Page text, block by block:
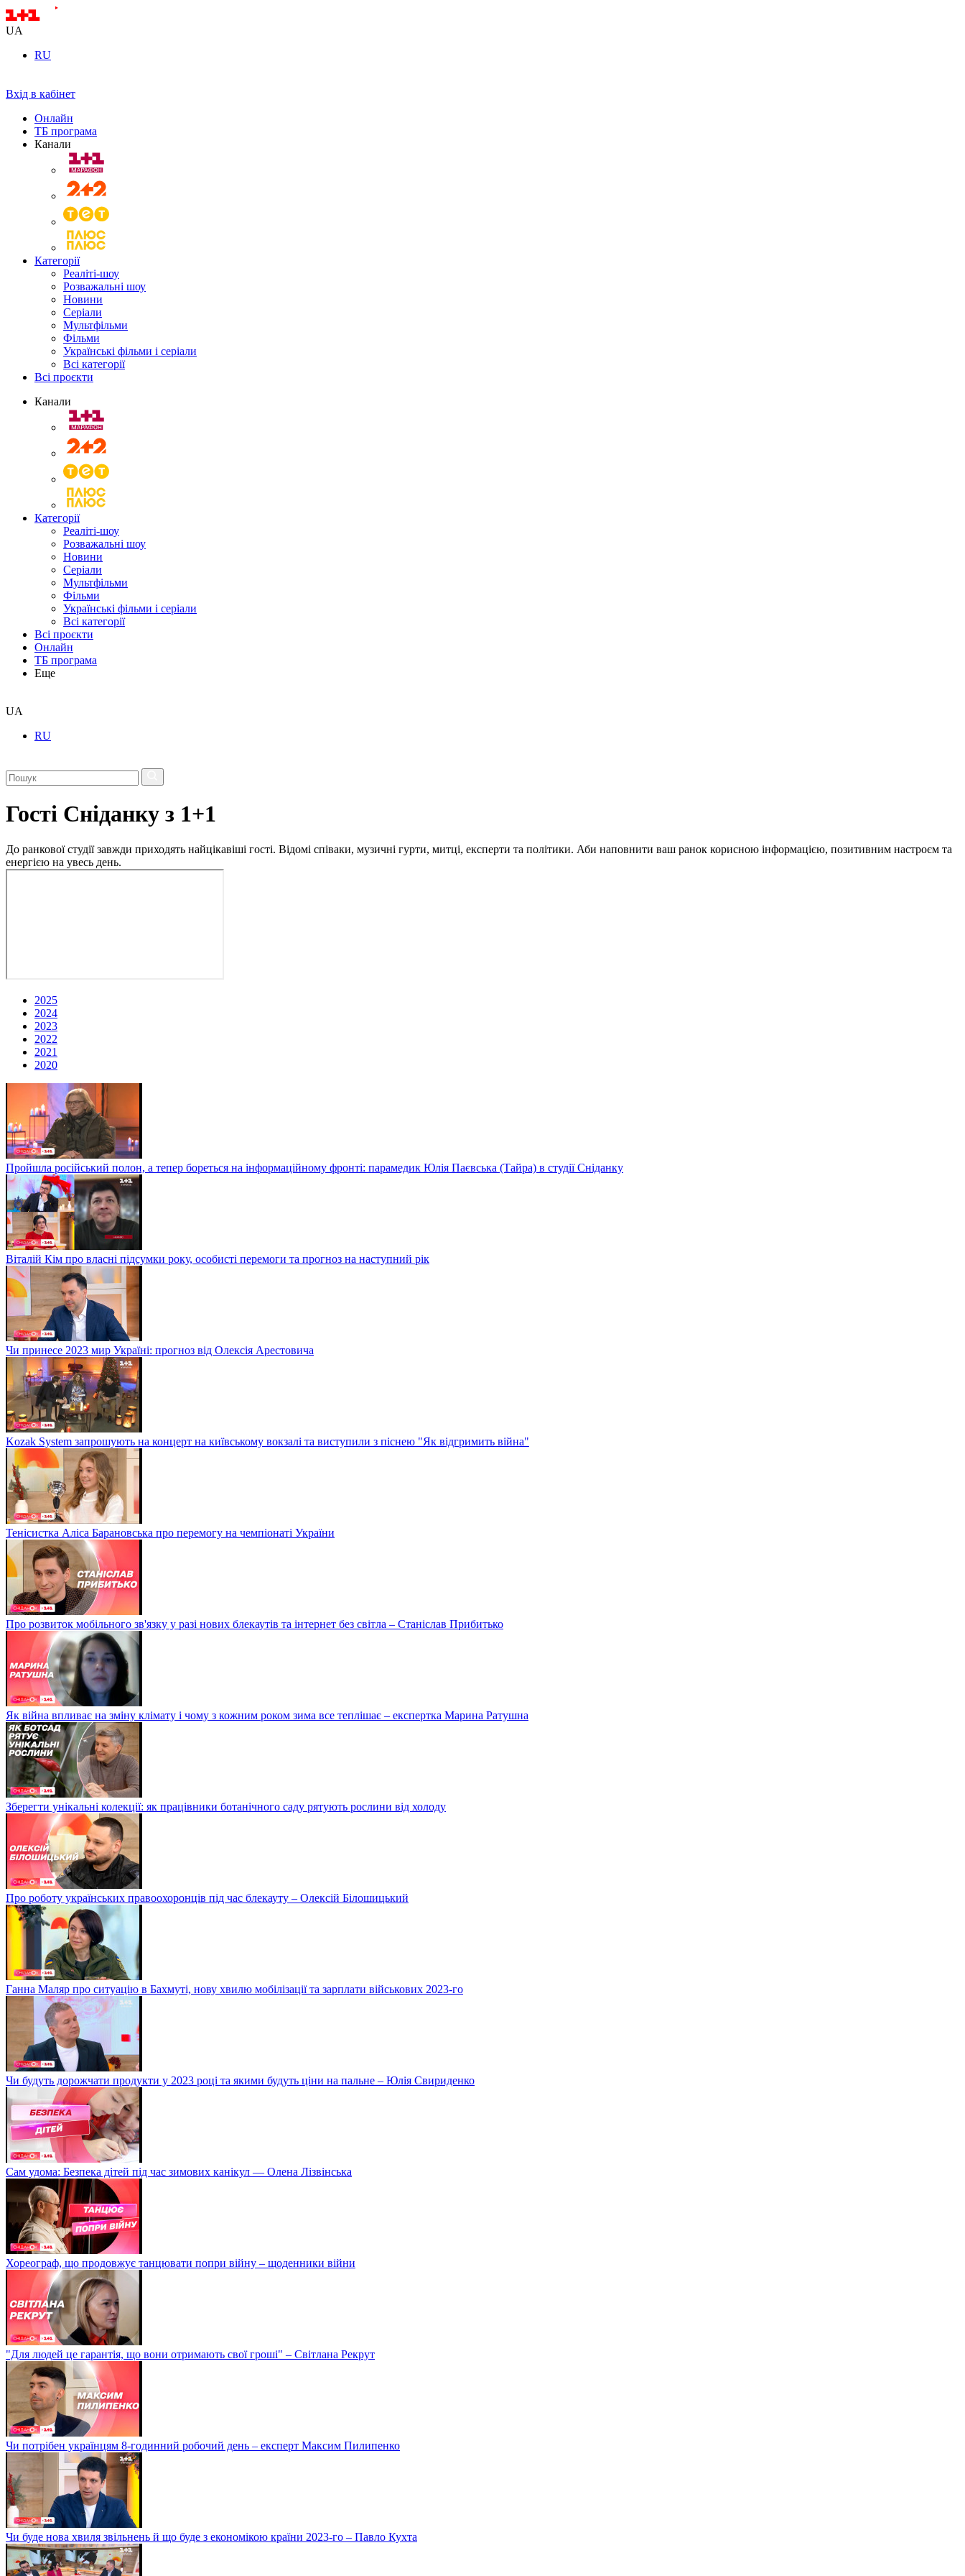
UA
RU
Вхід в кабінет
Онлайн
ТБ програма
Канали
Категорії
Реаліті-шоу
Розважальні шоу
Новини
Серіали
Мультфільми
Фільми
Українські фільми і серіали
Всі категорії
Всі проєкти
Канали
Категорії
Реаліті-шоу
Розважальні шоу
Новини
Серіали
Мультфільми
Фільми
Українські фільми і серіали
Всі категорії
Всі проєкти
Онлайн
ТБ програма
Еще
UA
RU
Гості Сніданку з 1+1
До ранкової студії завжди приходять найцікавіші гості. Відомі співаки, музичні гурти, митці, експерти та політики. Аби наповнити ваш ранок корисною інформацією, позитивним настроєм та
енергією на увесь день.
2025
2024
2023
2022
2021
2020
Пройшла російський полон, а тепер бореться на інформаційному фронті: парамедик Юлія Паєвська (Тайра) в студії Сніданку
Віталій Кім про власні підсумки року, особисті перемоги та прогноз на наступний рік
Чи принесе 2023 мир Україні: прогноз від Олексія Арестовича
Kozak System запрошують на концерт на київському вокзалі та виступили з піснею "Як відгримить війна"
Тенісистка Аліса Барановська про перемогу на чемпіонаті України
Про розвиток мобільного зв'язку у разі нових блекаутів та інтернет без світла – Станіслав Прибитько
Як війна впливає на зміну клімату і чому з кожним роком зима все теплішає – експертка Марина Ратушна
Зберегти унікальні колекції: як працівники ботанічного саду рятують рослини від холоду
Про роботу українських правоохоронців під час блекауту – Олексій Білошицький
Ганна Маляр про ситуацію в Бахмуті, нову хвилю мобілізації та зарплати військових 2023-го
Чи будуть дорожчати продукти у 2023 році та якими будуть ціни на пальне – Юлія Свириденко
Сам удома: Безпека дітей під час зимових канікул — Олена Лізвінська
Хореограф, що продовжує танцювати попри війну – щоденники війни
"Для людей це гарантія, що вони отримають свої гроші" – Світлана Рекрут
Чи потрібен українцям 8-годинний робочий день – експерт Максим Пилипенко
Чи буде нова хвиля звільнень й що буде з економікою країни 2023-го – Павло Кухта